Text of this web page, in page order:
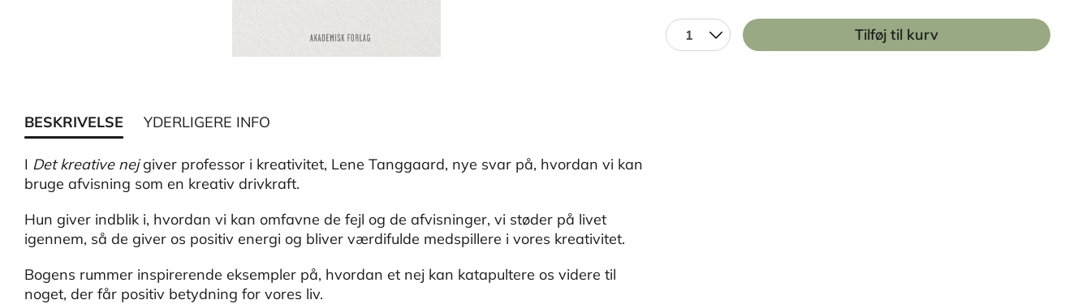
1 Tilføj til kurv
BESKRIVELSE YDERLIGERE INFO
I Det kreative nejgiver professor i kreativitet, Lene Tanggaard, nye svar på, hvordan vi kan
bruge afvisning som en kreativ drivkraft.
Hun giver indblik i, hvordan vi kan omfavne de fejl og de afvisninger, vi støder på livet
igennem, så de giver os positiv energi og bliver værdifulde medspillere i vores kreativitet.
Bogens rummer inspirerende eksempler på, hvordan et nej kan katapultere os videre til
noget, der får positiv betydning for vores liv.